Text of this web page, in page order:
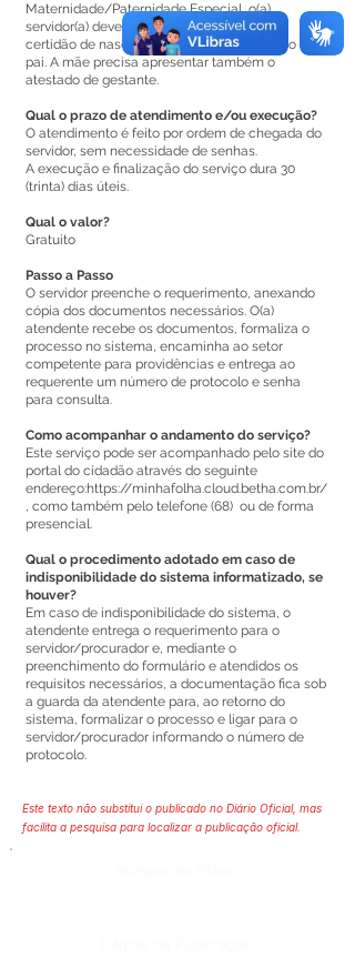
Maternidade/Paternidade Especial, o(a)
servidor(a) deverá estar portando cópia da
certidão de nascimento da criança, no caso do
pai. A mãe precisa apresentar também o
atestado de gestante.
Qual o prazo de atendimento e/ou execução?
O atendimento é feito por ordem de chegada do
servidor, sem necessidade de senhas.
A execução e finalização do serviço dura 30
(trinta) dias úteis.
Qual o valor?
Gratuito
Passo a Passo
O servidor preenche o requerimento, anexando
cópia dos documentos necessários. O(a)
atendente recebe os documentos, formaliza o
processo no sistema, encaminha ao setor
competente para providências e entrega ao
requerente um número de protocolo e senha
para consulta.
Como acompanhar o andamento do serviço?
Este serviço pode ser acompanhado pelo site do
portal do cidadão através do seguinte
endereço:https://minhafolha.cloud.betha.com.br/
, como também pelo telefone (68) ou de forma
presencial.
Qual o procedimento adotado em caso de
indisponibilidade do sistema informatizado, se
houver?
Em caso de indisponibilidade do sistema, o
atendente entrega o requerimento para o
servidor/procurador e, mediante o
preenchimento do formulário e atendidos os
requisitos necessários, a documentação fica sob
a guarda da atendente para, ao retorno do
sistema, formalizar o processo e ligar para o
servidor/procurador informando o número de
protocolo.
Este texto não substitui o publicado no Diário Oficial, mas
facilita a pesquisa para localizar a publicação oficial.